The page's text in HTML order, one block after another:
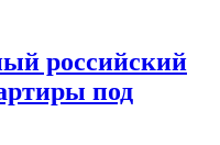
российский
под